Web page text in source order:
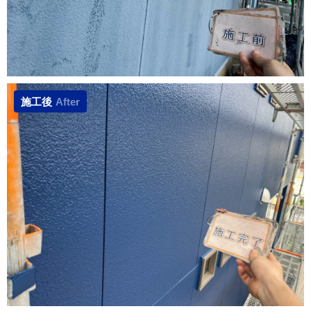
施工後 After